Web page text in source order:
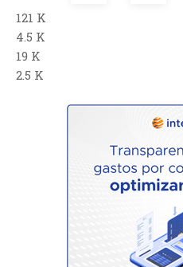
121 K
4.5 K
19 K
2.5 K